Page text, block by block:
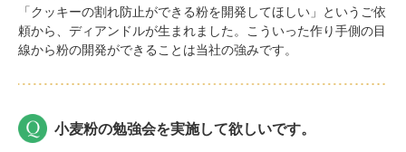
「クッキーの割れ防止ができる粉を開発してほしい」というご依
頼から、ディアンドルが生まれました。こういった作り手側の目
線から粉の開発ができることは当社の強みです。
小麦粉の勉強会を実施して欲しいです。